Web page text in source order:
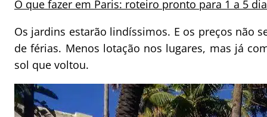
O que fazer em Paris: roteiro pronto para 1 a 5
Os jardins estarão lindíssimos. E os preços não
de férias. Menos lotação nos lugares, mas já
sol que voltou.